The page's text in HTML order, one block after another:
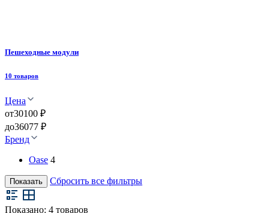
Пешеходные модули
10 товаров
Цена
от30100 ₽
до36077 ₽
Бренд
Oase 4
Показать Сбросить все фильтры
Показано: 4 товаров